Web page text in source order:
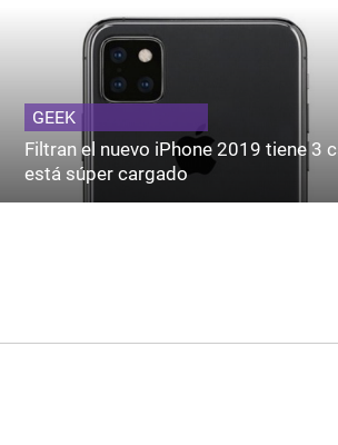
GEEK
Filtran el nuevo iPhone 2019 tiene 3
está súper cargado